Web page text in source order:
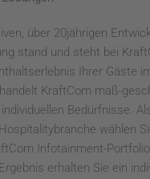
über 20jährigen
stand und steht bei
Ihrer Gäste
KraftCom maß-
Bedürfnisse.
wählen
Infotainment-
erhalten Sie ein